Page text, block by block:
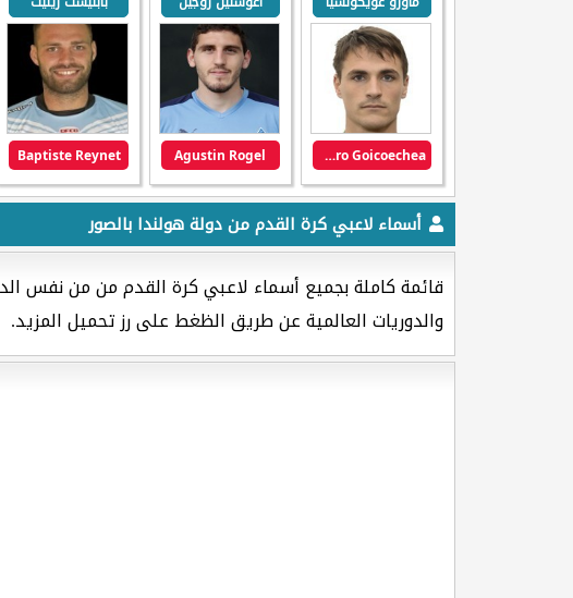
Mauro Goicoechea
Agustin Rogel
Baptiste Reynet
أسماء لاعبي كرة القدم من دولة هولندا بالصور
قائمة كاملة بجميع أسماء لاعبي كرة القدم من من نفس
والدوريات العالمية عن طريق الظغط على رز تحميل المزيد.